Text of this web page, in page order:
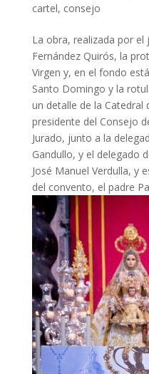
cartel, consejo
La obra, realizada por el
Fernández Quirós, la
Virgen y, en el fondo
Santo Domingo y la
un detalle de la Catedral
presidente del Consejo
Jurado, junto a la
Gandullo, y el delegado
José Manuel Verdulla, y
del convento, el padre